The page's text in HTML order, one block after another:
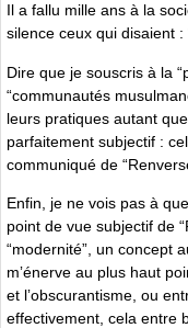
Il a fallu mille ans à la
silence ceux qui disaient :
Dire que je souscris à la
“communautés
leurs pratiques autant
parfaitement subjectif :
communiqué de
Enfin, je ne vois pas à
point de vue subjectif de
“modernité”, un concept
mʼénerve au plus haut
et lʼobscurantisme, ou
effectivement, cela entre